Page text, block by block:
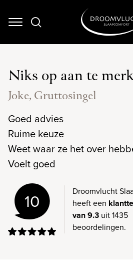
Navigation
Niks op aan te
Joke, Gruttosingel
Goed advies
Ruime keuze
Weet waar ze het over
Voelt goed
10
Droomvlucht
heeft een
van 9.3 uit 1435
beoordelingen.